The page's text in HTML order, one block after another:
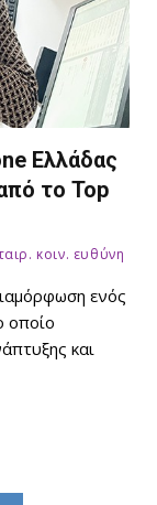
Ελλάδας
το Top
κοιν. ευθύνη
ενός
οποίο
και